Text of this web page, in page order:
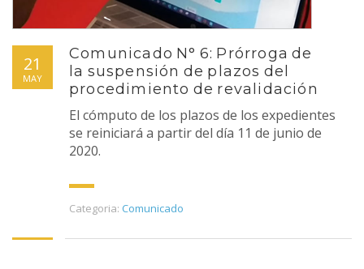
21
MAY
Comunicado N° 6: Prórroga de
la suspensión de plazos del
procedimiento de revalidación
El cómputo de los plazos de los expedientes
se reiniciará a partir del día 11 de junio de
2020.
Categoria: Comunicado